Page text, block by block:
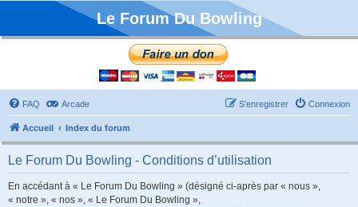
Le Forum Du Bowling
FAQ Arcade Connexion
S’enregistrer
Accueil Index du forum
Le Forum Du Bowling - Conditions d’utilisation
En accédant à « Le Forum Du Bowling » (désigné ci-après par « nous »,
« notre », « nos », « Le Forum Du Bowling »,